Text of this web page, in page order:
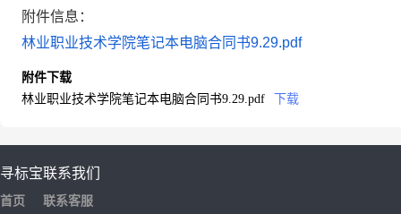
附件信息：
林业职业技术学院笔记本电脑合同书9.29.pdf
附件下载
林业职业技术学院笔记本电脑合同书9.29.pdf
下载
寻标宝
首页
联系我们
联系客服